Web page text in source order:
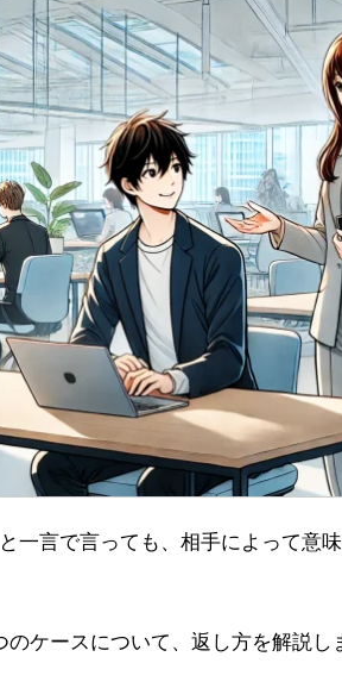
一言で言っても、相手によって意
ケースについて、返し方を解説し